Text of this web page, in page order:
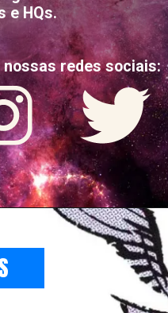
e HQs.
nossas redes sociais: